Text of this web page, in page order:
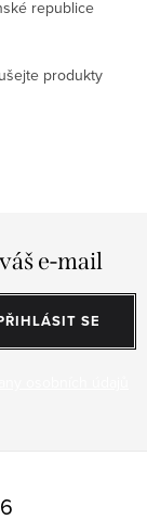
republice
produkty
e-mail
SE